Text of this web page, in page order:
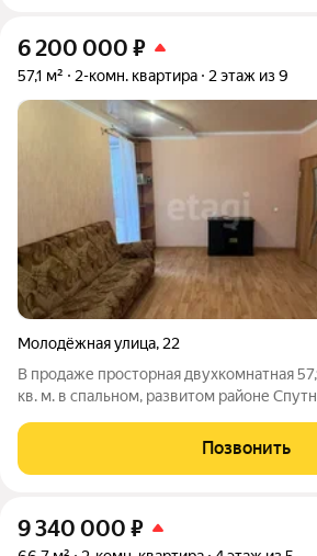
6 200 000 ₽
57,1 м² 2-комн. квартира 2 этаж из 9
Молодёжная улица, 22
В продаже просторная двухкомнатная
кв. м. в спальном, развитом районе
Квартира находится на комфортном
смотрят на восток и
Позвонить
9 340 000 ₽